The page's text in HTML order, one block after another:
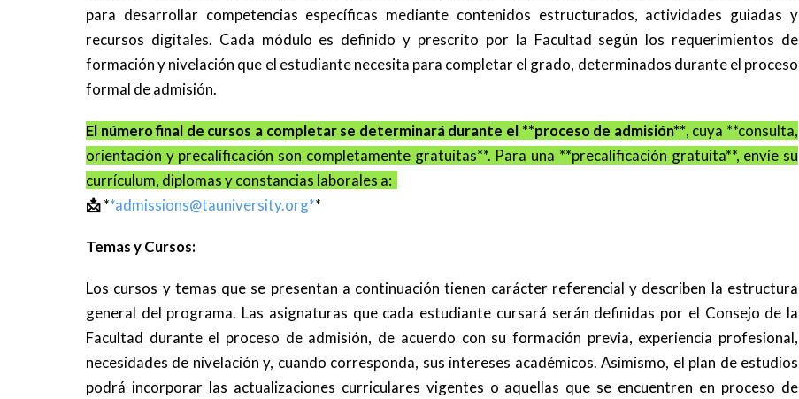
para desarrollar competencias específicas mediante contenidos estructurados, actividades guiadas y
recursos digitales. Cada módulo es definido y prescrito por la Facultad según los requerimientos de
formación y nivelación que el estudiante necesita para completar el grado, determinados durante el proceso
formal de admisión.
El número final de cursos a completar se determinará durante el **proceso de admisión**, cuya **consulta,
orientación y precalificación son completamente gratuitas**. Para una **precalificación gratuita**, envíe su
currículum, diplomas y constancias laborales a:
📩**admissions@tauniversity.org**
Temas y Cursos:
Los cursos y temas que se presentan a continuación tienen carácter referencial y describen la estructura
general del programa. Las asignaturas que cada estudiante cursará serán definidas por el Consejo de la
Facultad durante el proceso de admisión, de acuerdo con su formación previa, experiencia profesional,
necesidades de nivelación y, cuando corresponda, sus intereses académicos. Asimismo, el plan de estudios
podrá incorporar las actualizaciones curriculares vigentes o aquellas que se encuentren en proceso de